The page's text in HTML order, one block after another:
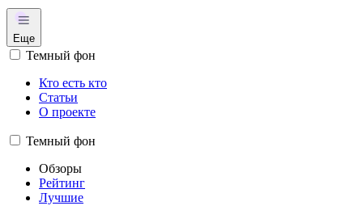
Еще
Темный фон
Кто есть кто
Статьи
О проекте
Темный фон
Обзоры
Рейтинг
Лучшие